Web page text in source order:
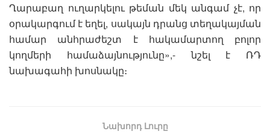
Ղարաբաղ ուղարկելու թեման մեկ անգամ չէ, որ
օրակարգում է եղել, սակայն դրանց տեղակայման
համար անհրաժեշտ է հակամարտող բոլոր
կողմերի համաձայնությունը»,- նշել է ՌԴ
նախագահի խոսնակը։
Նախորդ Լուրը